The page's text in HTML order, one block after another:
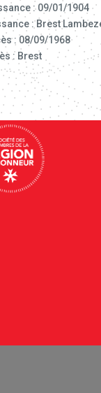
: 09/01/1904
: Brest
: 08/09/1968
: Brest